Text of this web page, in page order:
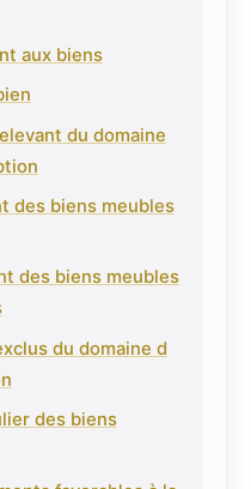
aux biens
du domaine
des biens meubles
des biens meubles
du domaine d
des biens